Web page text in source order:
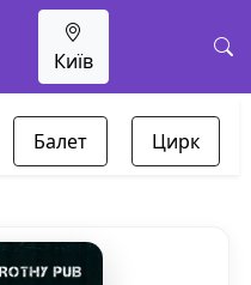
Київ
Балет Цирк